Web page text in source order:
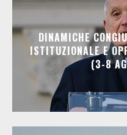
DINAMICHE
ISTITUZIONALE E
(3-8